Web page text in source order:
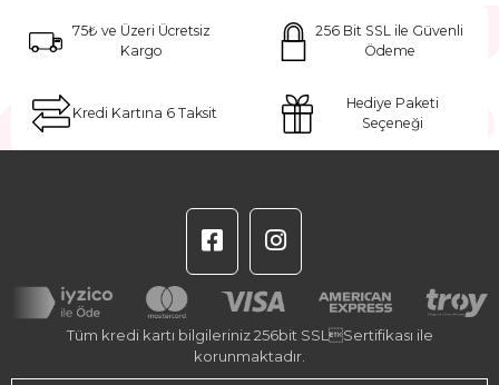
75₺ ve Üzeri Ücretsiz
Kargo
256 Bit SSL ile Güvenli
Ödeme
Kredi Kartına 6 Taksit
Hediye Paketi
Seçeneği
Tüm kredi kartı bilgileriniz 256bit SSLSertifikası ile
korunmaktadır.